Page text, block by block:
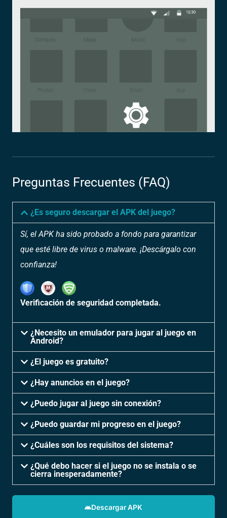
Preguntas Frecuentes (FAQ)
¿Es seguro descargar el APK del juego?
Sí, el APK ha sido probado a fondo para garantizar
que esté libre de virus o malware. ¡Descárgalo con
confianza!
Verificación de seguridad completada.
¿Necesito un emulador para jugar al juego en
Android?
¿El juego es gratuito?
¿Hay anuncios en el juego?
¿Puedo jugar al juego sin conexión?
¿Puedo guardar mi progreso en el juego?
¿Cuáles son los requisitos del sistema?
¿Qué debo hacer si el juego no se instala o se
cierra inesperadamente?
Descargar APK